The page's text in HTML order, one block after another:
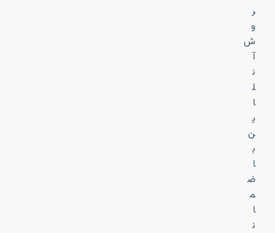
ر
و
ش
آ
ن
ل
ا
ی
ن
ب
ا
ض
م
ا
ن